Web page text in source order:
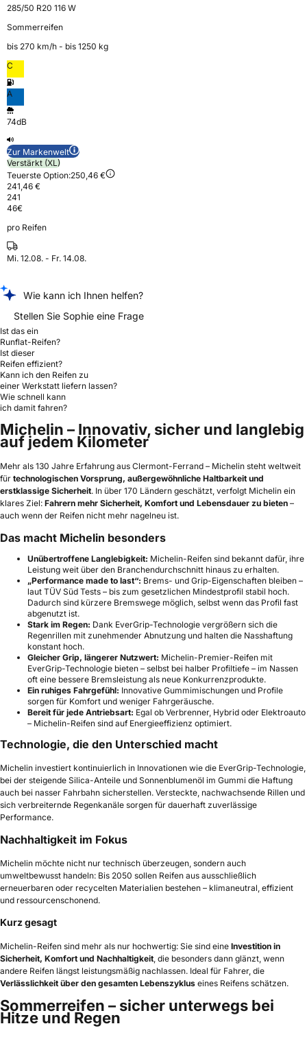
285/50 R20 116 W
Sommerreifen
bis 270 km⁠/⁠h - bis 1250 kg
C
A
74dB
Zur Markenwelt
Verstärkt (XL)
Teuerste Option:250,46 €
241,46 €
241
46€
pro Reifen
Mi. 12.08. - Fr. 14.08.
Wie kann ich Ihnen helfen?
Stellen Sie Sophie eine Frage
Ist das ein
Runflat-Reifen?
Ist dieser
Reifen effizient?
Kann ich den Reifen zu
einer Werkstatt liefern lassen?
Wie schnell kann
ich damit fahren?
Michelin – Innovativ, sicher und langlebig
auf jedem Kilometer
Mehr als 130 Jahre Erfahrung aus Clermont-Ferrand – Michelin steht weltweit
für technologischen Vorsprung, außergewöhnliche Haltbarkeit und
erstklassige Sicherheit. In über 170 Ländern geschätzt, verfolgt Michelin ein
klares Ziel: Fahrern mehr Sicherheit, Komfort und Lebensdauer zu bieten –
auch wenn der Reifen nicht mehr nagelneu ist.
Das macht Michelin besonders
Unübertroffene Langlebigkeit: Michelin-Reifen sind bekannt dafür, ihre
Leistung weit über den Branchendurchschnitt hinaus zu erhalten.
„Performance made to last“: Brems- und Grip-Eigenschaften bleiben –
laut TÜV Süd Tests – bis zum gesetzlichen Mindestprofil stabil hoch.
Dadurch sind kürzere Bremswege möglich, selbst wenn das Profil fast
abgenutzt ist.
Stark im Regen: Dank EverGrip-Technologie vergrößern sich die
Regenrillen mit zunehmender Abnutzung und halten die Nasshaftung
konstant hoch.
Gleicher Grip, längerer Nutzwert: Michelin-Premier-Reifen mit
EverGrip-Technologie bieten – selbst bei halber Profiltiefe – im Nassen
oft eine bessere Bremsleistung als neue Konkurrenzprodukte.
Ein ruhiges Fahrgefühl: Innovative Gummimischungen und Profile
sorgen für Komfort und weniger Fahrgeräusche.
Bereit für jede Antriebsart: Egal ob Verbrenner, Hybrid oder Elektroauto
– Michelin-Reifen sind auf Energieeffizienz optimiert.
Technologie, die den Unterschied macht
Michelin investiert kontinuierlich in Innovationen wie die EverGrip-Technologie,
bei der steigende Silica-Anteile und Sonnenblumenöl im Gummi die Haftung
auch bei nasser Fahrbahn sicherstellen. Versteckte, nachwachsende Rillen und
sich verbreiternde Regenkanäle sorgen für dauerhaft zuverlässige
Performance.
Nachhaltigkeit im Fokus
Michelin möchte nicht nur technisch überzeugen, sondern auch
umweltbewusst handeln: Bis 2050 sollen Reifen aus ausschließlich
erneuerbaren oder recycelten Materialien bestehen – klimaneutral, effizient
und ressourcenschonend.
Kurz gesagt
Michelin-Reifen sind mehr als nur hochwertig: Sie sind eine Investition in
Sicherheit, Komfort und Nachhaltigkeit, die besonders dann glänzt, wenn
andere Reifen längst leistungsmäßig nachlassen. Ideal für Fahrer, die
Verlässlichkeit über den gesamten Lebenszyklus eines Reifens schätzen.
Sommerreifen – sicher unterwegs bei
Hitze und Regen